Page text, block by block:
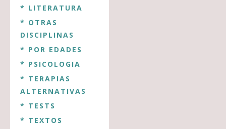
* LITERATURA
* OTRAS
DISCIPLINAS
* POR EDADES
* PSICOLOGIA
* TERAPIAS
ALTERNATIVAS
* TESTS
* TEXTOS